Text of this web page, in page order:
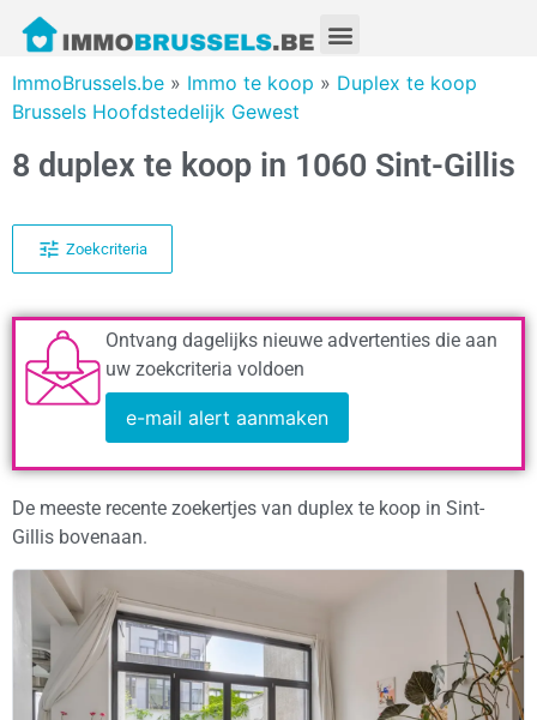
ImmoBrussels.be » Immo te koop » Duplex te koop
Brussels Hoofdstedelijk Gewest
8 duplex te koop in 1060 Sint-Gillis
Zoekcriteria
Ontvang dagelijks nieuwe advertenties die aan
uw zoekcriteria voldoen
e-mail alert aanmaken
De meeste recente zoekertjes van duplex te koop in Sint-
Gillis bovenaan.